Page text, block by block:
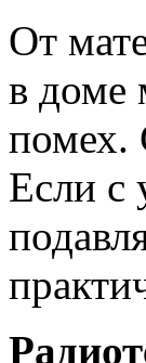
От
в доме
помех.
Если с